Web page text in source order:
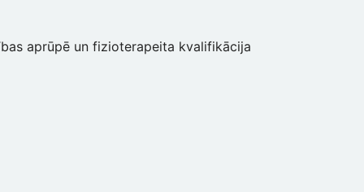
aprūpē un fizioterapeita kvalifikācija